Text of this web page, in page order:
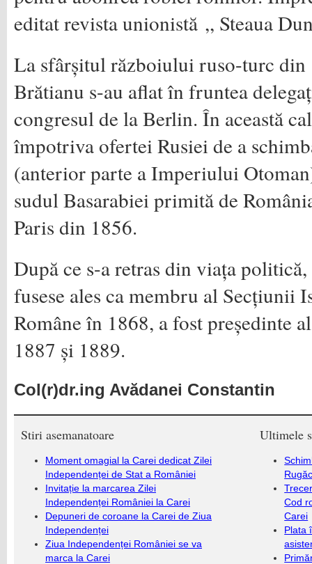
editat revista unionistă ,, Steaua
La sfârșitul războiului ruso-turc din
Brătianu s-au aflat în fruntea
congresul de la Berlin. În această
împotriva ofertei Rusiei de a
(anterior parte a Imperiului
sudul Basarabiei primită de
Paris din 1856.
După ce s-a retras din viața
fusese ales ca membru al Secțiunii
Române în 1868, a fost președinte
1887 și 1889.
Col(r)dr.ing Avădanei Constantin
Stiri asemanatoare
Moment omagial la Carei dedicat Zilei
Independenței de Stat a României
Invitație la marcarea Zilei
Independenței României la Carei
Depuneri de coroane la Carei de Ziua
Independenței
Ziua Independenței României se va
marca la Carei
Ultimele
Cod
Carei
Plata